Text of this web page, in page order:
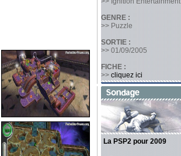
GENRE :
>> Puzzle
SORTIE :
>> 01/09/2005
FICHE :
>> cliquez ici
La PSP2 pour 2009